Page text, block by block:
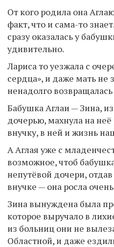
От кого родила она
факт, что и сама-то
сразу оказалась у
удивительно.
Лариса то уезжала с
сердца», и даже мать не
ненадолго возвращалась
Бабушка Аглаи — Зина,
дочерью, махнула на неё
внучку, в ней и жизнь
А Аглая уже с
возможное, чтоб
непутёвой дочери,
внучке — она росла
Зина вынуждена была
которое выручало в
из больниц они не
Областной, и даже